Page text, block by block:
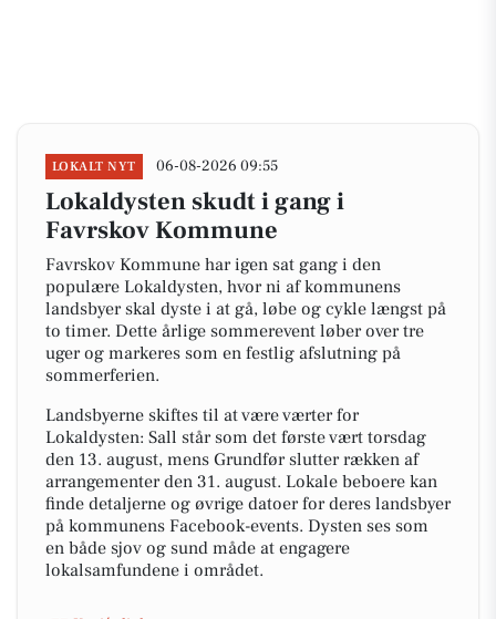
LOKALT NYT 06-08-2026 09:55
Lokaldysten skudt i gang i
Favrskov Kommune
Favrskov Kommune har igen sat gang i den
populære Lokaldysten, hvor ni af kommunens
landsbyer skal dyste i at gå, løbe og cykle længst på
to timer. Dette årlige sommerevent løber over tre
uger og markeres som en festlig afslutning på
sommerferien.
Landsbyerne skiftes til at være værter for
Lokaldysten: Sall står som det første vært torsdag
den 13. august, mens Grundfør slutter rækken af
arrangementer den 31. august. Lokale beboere kan
finde detaljerne og øvrige datoer for deres landsbyer
på kommunens Facebook-events. Dysten ses som
en både sjov og sund måde at engagere
lokalsamfundene i området.